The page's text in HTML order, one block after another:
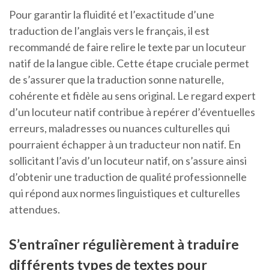
Pour garantir la fluidité et l’exactitude d’une
traduction de l’anglais vers le français, il est
recommandé de faire relire le texte par un locuteur
natif de la langue cible. Cette étape cruciale permet
de s’assurer que la traduction sonne naturelle,
cohérente et fidèle au sens original. Le regard expert
d’un locuteur natif contribue à repérer d’éventuelles
erreurs, maladresses ou nuances culturelles qui
pourraient échapper à un traducteur non natif. En
sollicitant l’avis d’un locuteur natif, on s’assure ainsi
d’obtenir une traduction de qualité professionnelle
qui répond aux normes linguistiques et culturelles
attendues.
S’entraîner régulièrement à traduire
différents types de textes pour